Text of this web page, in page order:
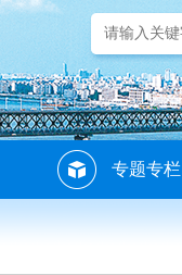
专题专栏